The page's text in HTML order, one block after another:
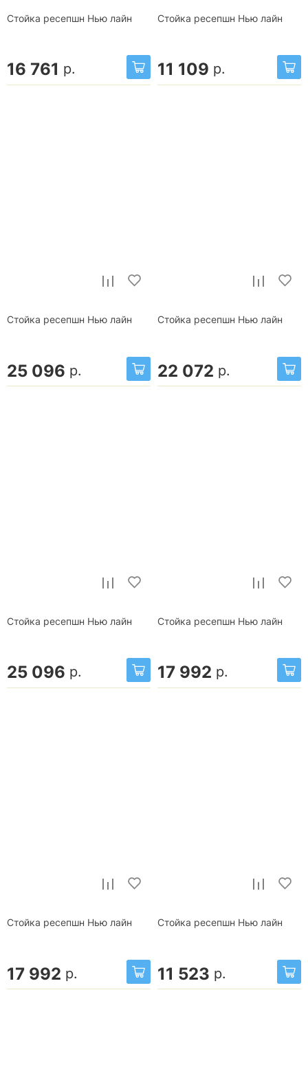
Стойка ресепшн Нью лайн
16 761 р.
Стойка ресепшн Нью лайн
11 109 р.
Стойка ресепшн Нью лайн
25 096 р.
Стойка ресепшн Нью лайн
22 072 р.
Стойка ресепшн Нью лайн
25 096 р.
Стойка ресепшн Нью лайн
17 992 р.
Стойка ресепшн Нью лайн
17 992 р.
Стойка ресепшн Нью лайн
11 523 р.